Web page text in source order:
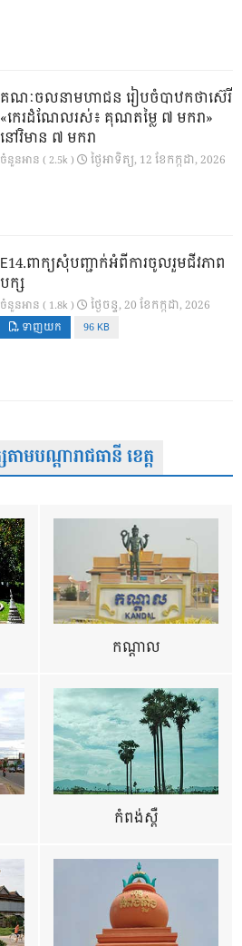
គណៈចលនាមហាជន រៀបចំបាឋកថាស៊េរី
«កេរដំណែលរស់៖ គុណតម្លៃ ៧ មករា»
នៅវិមាន ៧ មករា
ចំនួនអាន ( 2.5k ) ថ្ងៃ​អាទិត្យ, 12 ខែ​កក្កដា, 2026
E14.ពាក្យសុំបញ្ជាក់អំពីការចូលរួមជីវភាព
បក្ស
ចំនួនអាន ( 1.8k ) ថ្ងៃ​ចន្ទ, 20 ខែ​កក្កដា, 2026
ទាញយក 96 KB
បណ្តារាជធានី ខេត្ត
កណ្តាល
កំពង់ស្ពឺ